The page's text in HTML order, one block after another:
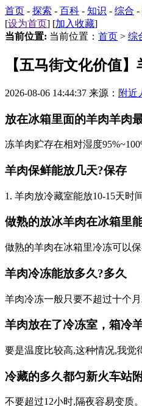
首页 - 探索 - 百科 - 知识 - 综合 -
[设为首页] [加入收藏]
当前位置: 当前位置： 首页 > 综
【五马街文化价值
2026-08-06 14:44:37 来源： 附近
放在冰箱里面的羊肉羊肉
冻羊肉贮存在相对湿度
羊肉保鲜能放几天?保存
1. 羊肉放冷藏室能放10-15天时
做熟的放冰羊肉在冰箱里
做熟的羊肉在冰箱里冷冻可以
羊肉冷冻能放多久?多久
羊肉冷冻一般只要不超过十个
羊肉放在了冷冻室，箱冷
要是温度比较高,这种情况,我觉
冷藏的多久都匀新火车站
不要超过12小时,隔夜容易变质